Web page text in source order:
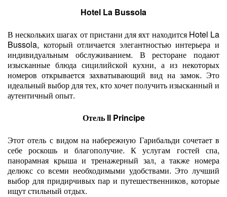
Hotel La Bussola
В нескольких шагах от пристани для яхт находится Hotel La
Bussola, который отличается элегантностью интерьера и
индивидуальным обслуживанием. В ресторане подают
изысканные блюда сицилийской кухни, а из некоторых
номеров открывается захватывающий вид на замок. Это
идеальный выбор для тех, кто хочет получить изысканный и
аутентичный опыт.
Отель Il Principe
Этот отель с видом на набережную Гарибальди сочетает в
себе роскошь и благополучие. К услугам гостей спа,
панорамная крыша и тренажерный зал, а также номера
делюкс со всеми необходимыми удобствами. Это лучший
выбор для придирчивых пар и путешественников, которые
ищут стильный отдых.